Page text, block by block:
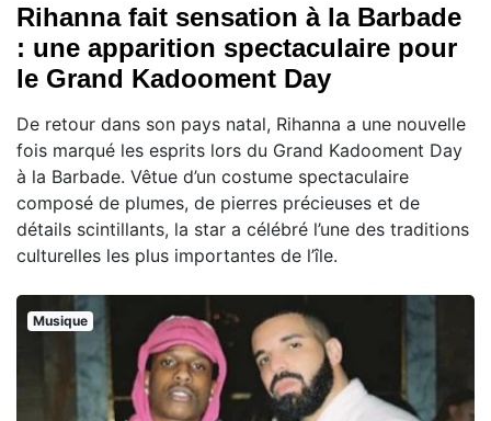
Rihanna fait sensation à la Barbade
: une apparition spectaculaire pour
le Grand Kadooment Day
De retour dans son pays natal, Rihanna a une nouvelle
fois marqué les esprits lors du Grand Kadooment Day
à la Barbade. Vêtue d’un costume spectaculaire
composé de plumes, de pierres précieuses et de
détails scintillants, la star a célébré l’une des traditions
culturelles les plus importantes de l’île.
Musique